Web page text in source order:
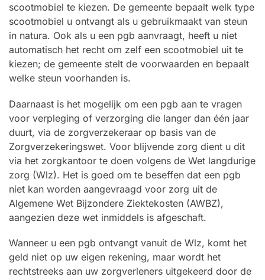
scootmobiel te kiezen. De gemeente bepaalt welk type
scootmobiel u ontvangt als u gebruikmaakt van steun
in natura. Ook als u een pgb aanvraagt, heeft u niet
automatisch het recht om zelf een scootmobiel uit te
kiezen; de gemeente stelt de voorwaarden en bepaalt
welke steun voorhanden is.
Daarnaast is het mogelijk om een pgb aan te vragen
voor verpleging of verzorging die langer dan één jaar
duurt, via de zorgverzekeraar op basis van de
Zorgverzekeringswet. Voor blijvende zorg dient u dit
via het zorgkantoor te doen volgens de Wet langdurige
zorg (Wlz). Het is goed om te beseffen dat een pgb
niet kan worden aangevraagd voor zorg uit de
Algemene Wet Bijzondere Ziektekosten (AWBZ),
aangezien deze wet inmiddels is afgeschaft.
Wanneer u een pgb ontvangt vanuit de Wlz, komt het
geld niet op uw eigen rekening, maar wordt het
rechtstreeks aan uw zorgverleners uitgekeerd door de